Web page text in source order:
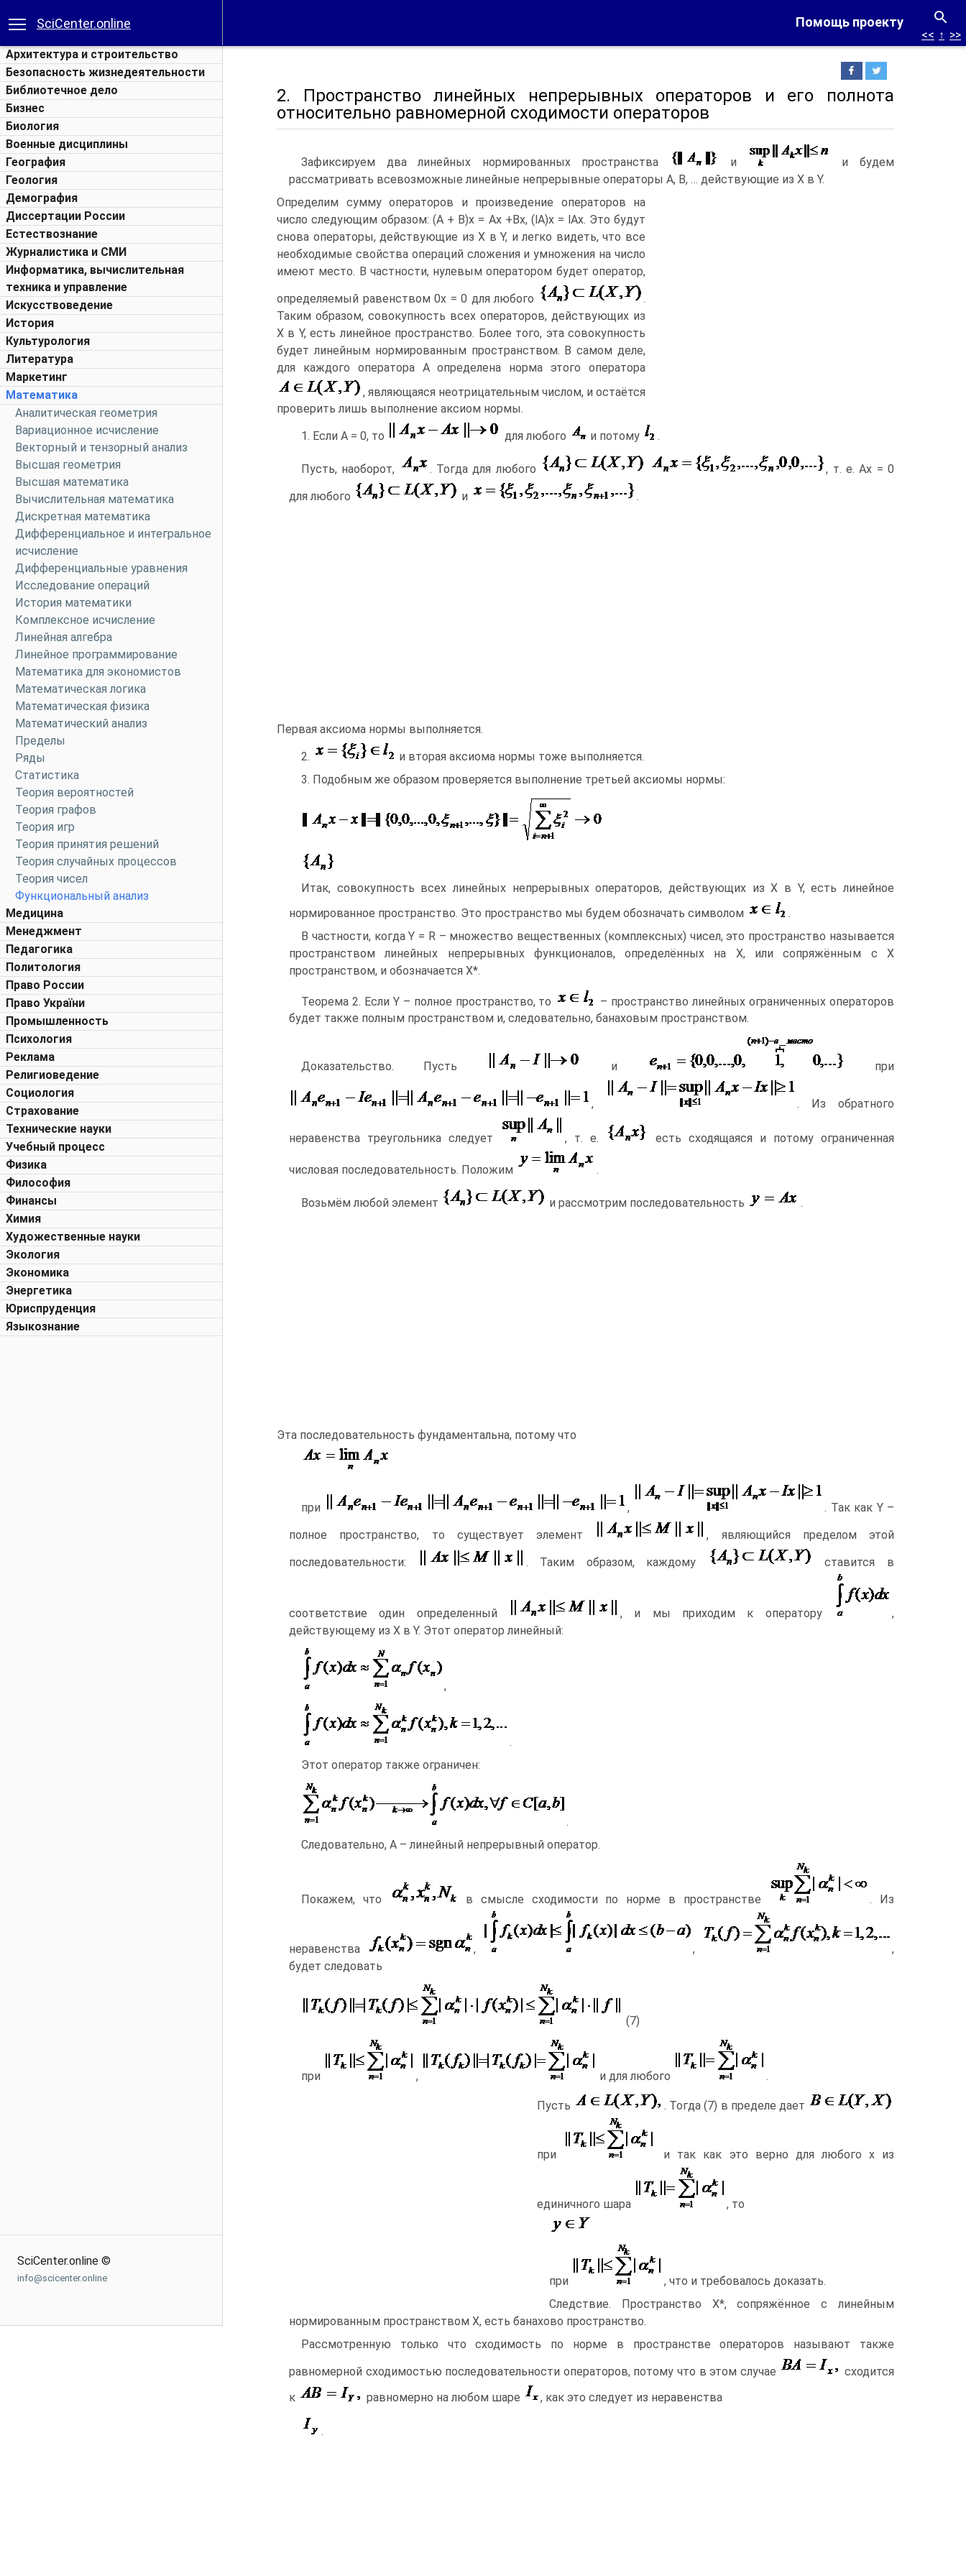
Помощь проекту
SciCenter.online
Архитектура и строительство
Безопасность жизнедеятельности
Библиотечное дело
Бизнес
Биология
Военные дисциплины
География
Геология
Демография
Диссертации России
Естествознание
Журналистика и СМИ
Информатика, вычислительная
техника и управление
Искусствоведение
История
Культурология
Литература
Маркетинг
Математика
Аналитическая геометрия
Вариационное исчисление
Векторный и тензорный анализ
Высшая геометрия
Высшая математика
Вычислительная математика
Дискретная математика
Дифференциальное и интегральное
исчисление
Дифференциальные уравнения
Исследование операций
История математики
Комплексное исчисление
Линейная алгебра
Линейное программирование
Математика для экономистов
Математическая логика
Математическая физика
Математический анализ
Пределы
Ряды
Статистика
Теория вероятностей
Теория графов
Теория игр
Теория принятия решений
Теория случайных процессов
Теория чисел
Функциональный анализ
Медицина
Менеджмент
Педагогика
Политология
Право России
Право України
Промышленность
Психология
Реклама
Религиоведение
Социология
Страхование
Технические науки
Учебный процесс
Физика
Философия
Финансы
Химия
Художественные науки
Экология
Экономика
Энергетика
Юриспруденция
Языкознание
SciCenter.online ©
info@scicenter.online
<< ↑ >>
2. Пространство линейных непрерывных операторов и его полнота
относительно равномерной сходимости операторов
Зафиксируем два линейных нормированных пространства и
и будем
рассматривать всевозможные линейные непрерывные операторы А, В, … действующие из Х в Y.
Определим сумму операторов и произведение операторов на
число следующим образом: (А + В)х = Ах +Вх, (lА)х = lАх. Это будут
снова операторы, действующие из Х в Y, и легко видеть, что все
необходимые свойства операций сложения и умножения на число
имеют место. В частности, нулевым оператором будет оператор,
определяемый равенством 0х = 0 для любого
.
Таким образом, совокупность всех операторов, действующих из
Х в Y, есть линейное пространство. Более того, эта совокупность
будет линейным нормированным пространством. В самом деле,
для каждого оператора А определена норма этого оператора
, являющаяся неотрицательным числом, и остаётся
проверить лишь выполнение аксиом нормы.
1. Если А = 0, то
для любого и потому .
Пусть, наоборот, . Тогда для любого
, т. е. Ах = 0
для любого
и .
Первая аксиома нормы выполняется.
2.
и вторая аксиома нормы тоже выполняется.
3. Подобным же образом проверяется выполнение третьей аксиомы нормы:
Итак, совокупность всех линейных непрерывных операторов, действующих из X в Y, есть линейное
нормированное пространство. Это пространство мы будем обозначать символом
.
В частности, когда Y = R – множество вещественных (комплексных) чисел, это пространство называется
пространством линейных непрерывных функционалов, определённых на X, или сопряжённым с X
пространством, и обозначается X*.
Теорема 2. Если Y – полное пространство, то
– пространство линейных ограниченных операторов
будет также полным пространством и, следовательно, банаховым пространством.
Доказательство. Пусть и при
, . Из обратного
неравенства треугольника следует , т. е. есть сходящаяся и потому ограниченная
числовая последовательность. Положим .
Возьмём любой элемент и рассмотрим последовательность .
Эта последовательность фундаментальна, потому что
при ,
. Так как Y –
полное пространство, то существует элемент
, являющийся пределом этой
последовательности:
. Таким образом, каждому ставится в
соответствие один определенный , и мы приходим к оператору
,
действующему из X в Y. Этот оператор линейный:
,
.
Этот оператор также ограничен:
.
Следовательно, A – линейный непрерывный оператор.
Покажем, что в смысле сходимости по норме в пространстве . Из
неравенства , ,
,
будет следовать
(7)
при , и для любого .
Пусть . Тогда (7) в пределе дает
при и так как это верно для любого x из
единичного шара , то
при
, что и требовалось доказать.
Следствие. Пространство X*, сопряжённое с линейным
нормированным пространством X, есть банахово пространство.
Рассмотренную только что сходимость по норме в пространстве операторов называют также
равномерной сходимостью последовательности операторов, потому что в этом случае
сходится
к
равномерно на любом шаре , как это следует из неравенства
.